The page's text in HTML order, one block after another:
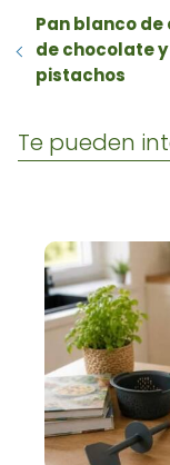
Pan blanco de
de chocolate y
pistachos
Te pueden